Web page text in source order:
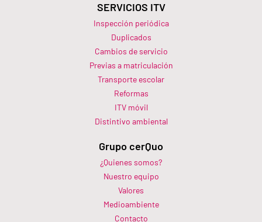
SERVICIOS ITV
Inspección periódica
Duplicados
Cambios de servicio
Previas a matriculación
Transporte escolar
Reformas
ITV móvil
Distintivo ambiental
Grupo cerQuo
¿Quienes somos?
Nuestro equipo
Valores
Medioambiente
Contacto